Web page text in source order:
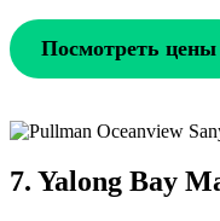
Посмотреть цены
7. Yalong Bay